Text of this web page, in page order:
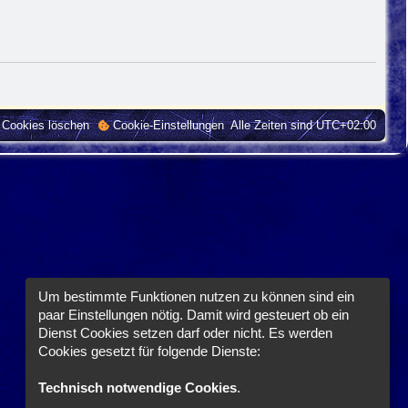
Alle Zeiten sindUTC+02:00
Cookie-Einstellungen
löschen
Um bestimmte Funktionen nutzen zu können sind ein
paar Einstellungen nötig. Damit wird gesteuert ob ein
Dienst Cookies setzen darf oder nicht. Es werden
Cookies gesetzt für folgende Dienste:
Technisch notwendige Cookies.